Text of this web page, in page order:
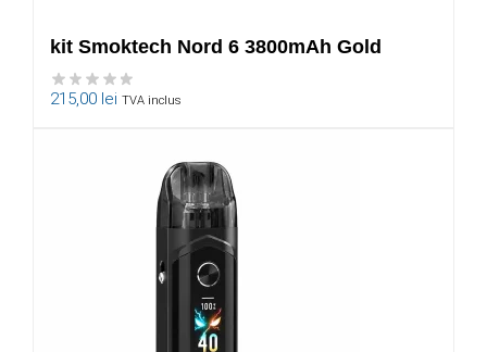
kit Smoktech Nord 6 3800mAh Gold
215,00 lei TVA inclus